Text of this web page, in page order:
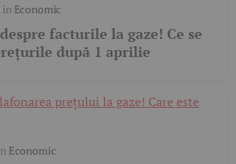
în Economic
facturile la gaze! Ce se
după 1 aprilie
Economic